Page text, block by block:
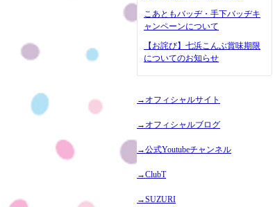
こあともバッヂ・手下バッヂキ
ャンペーンについて
【お詫び】七浜こんぶ賞味期限
についてのお知らせ
→オフィシャルサイト
→オフィシャルブログ
→公式Youtubeチャンネル
→ClubT
→SUZURI